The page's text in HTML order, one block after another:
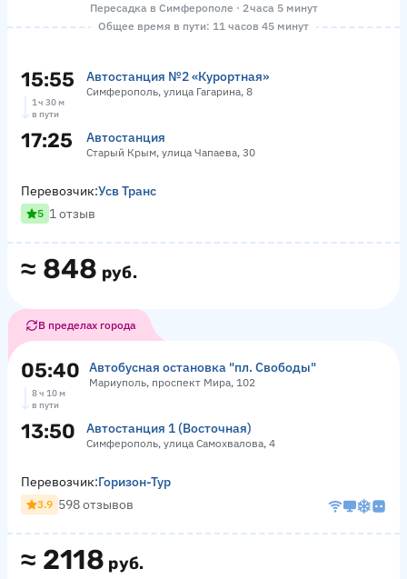
Пересадка в Симферополе · 2 часа 5 минут
Общее время в пути: 11 часов 45 минут
15:55 Автостанция №2 «Курортная»
Симферополь, улица Гагарина, 8
1 ч 30 м
в пути
17:25 Автостанция
Старый Крым, улица Чапаева, 30
≈ 848 руб.
Перевозчик:Усв Транс
5 1 отзыв
В пределах города
05:40 Автобусная остановка "пл. Свободы"
Мариуполь, проспект Мира, 102
8 ч 10 м
в пути
13:50 Автостанция 1 (Восточная)
Симферополь, улица Самохвалова, 4
≈ 2118 руб.
Перевозчик:Горизон-Тур
3.9 598 отзывов